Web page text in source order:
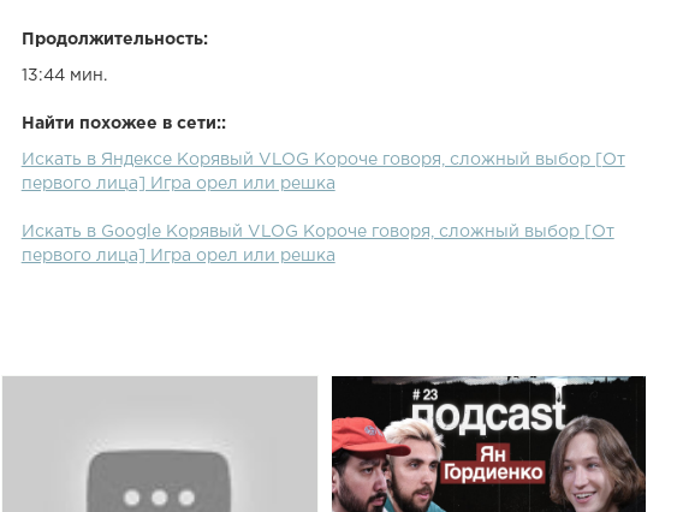
Продолжительность:
13:44 мин.
Найти похожее в сети::
Искать в Яндексе Корявый VLOG Короче говоря, сложный выбор [От
первого лица] Игра орел или решка
Искать в Google Корявый VLOG Короче говоря, сложный выбор [От
первого лица] Игра орел или решка